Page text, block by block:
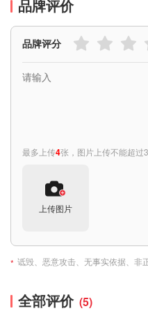
品牌评价
品牌评分
最多上传4张，图片上传不能超过
上传图片
* 诋毁、恶意攻击、无事实依据、非
全部评价 (5)